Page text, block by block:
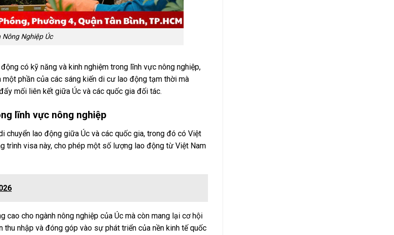
Nghiệp Úc
có kỹ năng và kinh nghiệm trong lĩnh vực nông nghiệp,
phần của các sáng kiến ​​di cư lao động tạm thời mà
mối liên kết giữa Úc và các quốc gia đối tác.
lĩnh vực nông nghiệp
chuyển lao động giữa Úc và các quốc gia, trong đó có Việt
trình visa này, cho phép một số lượng lao động từ Việt Nam
cho ngành nông nghiệp của Úc mà còn mang lại cơ hội
nhập và đóng góp vào sự phát triển của nền kinh tế quốc